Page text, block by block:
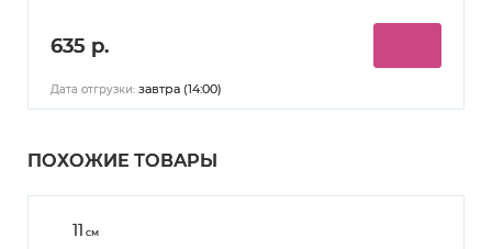
635 р.
Дата отгрузки: завтра (14:00)
ПОХОЖИЕ ТОВАРЫ
11 см